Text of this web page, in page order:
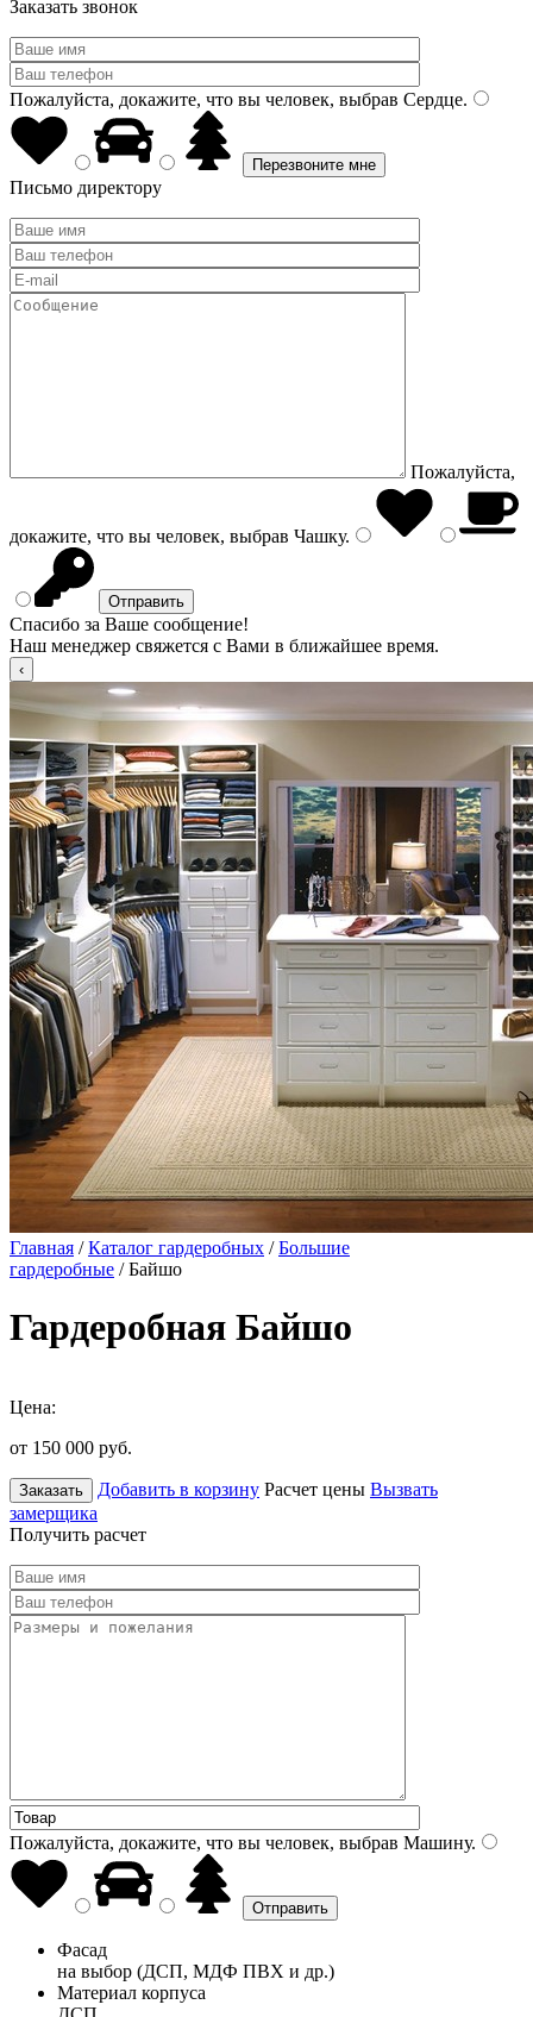
Заказать звонок
Пожалуйста, докажите, что вы человек, выбрав Сердце.
Письмо директору
Пожалуйста,
докажите, что вы человек, выбрав Чашку.
Спасибо за Ваше сообщение!
Наш менеджер свяжется с Вами в ближайшее время.
Главная /Каталог гардеробных /Большие
гардеробные / Байшо
Гардеробная Байшо
Цена:
от 150 000 руб.
Заказать Добавить в корзину Расчет цены Вызвать
замерщика
Получить расчет
Пожалуйста, докажите, что вы человек, выбрав Машину.
Фасад
на выбор (ДСП, МДФ ПВХ и др.)
Материал корпуса